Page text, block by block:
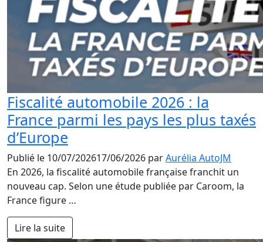
Fiscalité automobile 2026 : la
France parmi les pays les plus taxés
d’Europe
Publié le 10/07/202617/06/2026 parAurélia AutoJM
En 2026, la fiscalité automobile française franchit un
nouveau cap. Selon une étude publiée par Caroom, la
France figure …
Lire la suite